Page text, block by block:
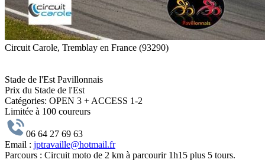
Circuit Carole, Tremblay en France (93290)
Stade de l'Est Pavillonnais
Prix du Stade de l'Est
Catégories: OPEN 3 + ACCESS 1-2
Limitée à 100 coureurs
06 64 27 69 63
Email : jptravaille@hotmail.fr
Parcours : Circuit moto de 2 km à parcourir 1h15 plus 5 tours.